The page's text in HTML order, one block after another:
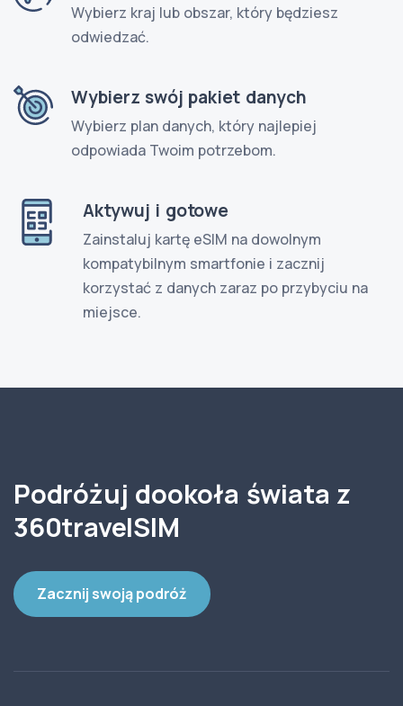
Wybierz kraj lub obszar, który będziesz
odwiedzać.
Wybierz swój pakiet danych
Wybierz plan danych, który najlepiej
odpowiada Twoim potrzebom.
Aktywuj i gotowe
Zainstaluj kartę eSIM na dowolnym
kompatybilnym smartfonie i zacznij
korzystać z danych zaraz po przybyciu na
miejsce.
Podróżuj dookoła świata z
360travelSIM
Zacznij swoją podróż